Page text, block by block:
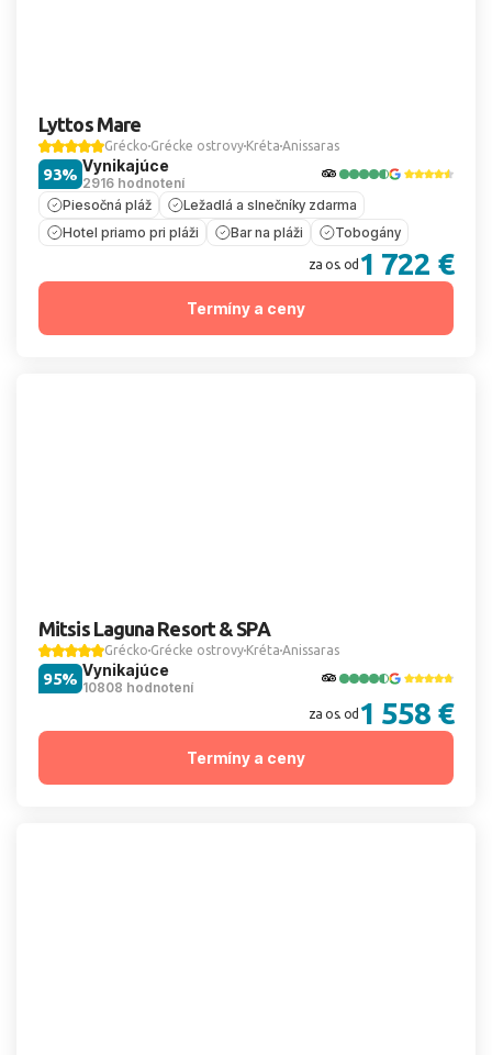
Lyttos Mare
Grécko Grécke ostrovy Kréta Anissaras
Vynikajúce
2916 hodnotení
93%
Piesočná pláž
Ležadlá a slnečníky zdarma
Hotel priamo pri pláži
Bar na pláži Tobogány
za os. od 1 722 €
Termíny a ceny
Mitsis Laguna Resort & SPA
Grécko Grécke ostrovy Kréta Anissaras
Vynikajúce
10808 hodnotení
95%
za os. od 1 558 €
Termíny a ceny